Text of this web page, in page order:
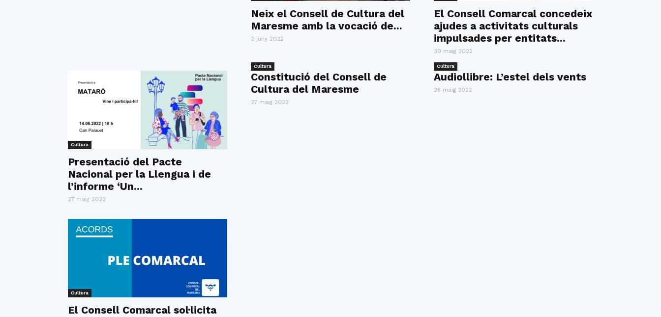
Neix el Consell de Cultura del
Maresme amb la vocació de...
2 juny 2022
El Consell Comarcal concedeix
ajudes a activitats culturals
impulsades per entitats...
30 maig 2022
Cultura
Presentació del Pacte
Nacional per la Llengua i de
l’informe ‘Un...
27 maig 2022
Cultura
Constitució del Consell de
Cultura del Maresme
27 maig 2022
Cultura
Audiollibre: L’estel dels vents
26 maig 2022
Cultura
El Consell Comarcal sol·licita